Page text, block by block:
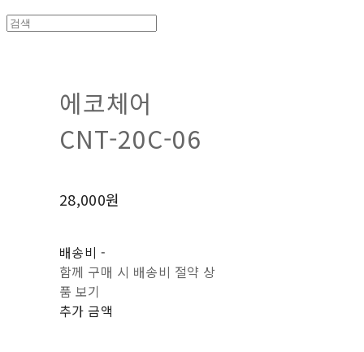
에코체어
CNT-20C-06
28,000원
배송비 -
함께 구매 시 배송비 절약 상
품 보기
추가 금액